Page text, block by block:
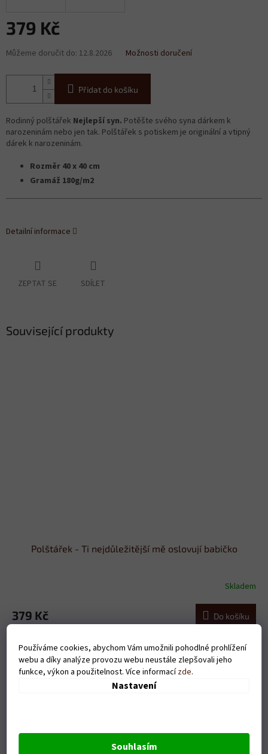
Používáme cookies, abychom Vám umožnili pohodlné prohlížení
webu a díky analýze provozu webu neustále zlepšovali jeho
funkce, výkon a použitelnost. Více informacízde.
Nastavení
Souhlasím
379 Kč
Měrná
cena:
Můžeme doručit do: 12.8.2026 Možnosti doručení
Přidat do košíku
Rodinný polštářek Nejlepší syn. Potěšte svého syna dárkem k
narozeninám nebo jen tak. Polštářek s potiskem je originální a vtipný
dárek k narozeninám.
Rozměr 40 x 40 cm
Gramáž 180g/m2
Detailní informace
ZEPTAT SE SDÍLET
Související produkty
Polštářek - Ti nejdůležitější mě oslovují babičko
Skladem
379 Kč Do košíku